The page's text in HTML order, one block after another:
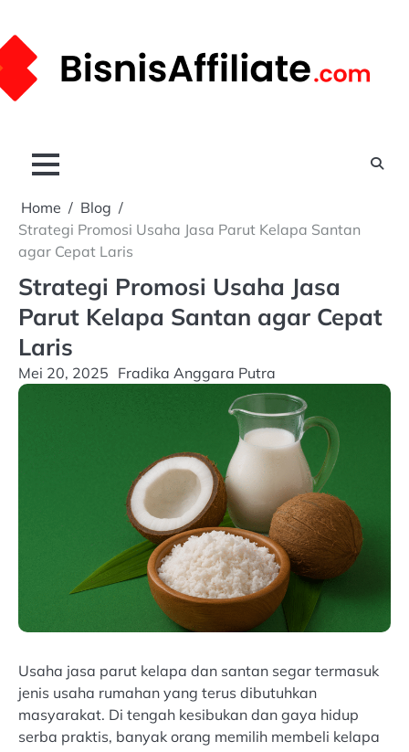
to
content
Home
Blog
Strategi Promosi Usaha Jasa Parut Kelapa Santan
agar Cepat Laris
Strategi Promosi Usaha Jasa
Parut Kelapa Santan agar Cepat
Laris
Mei 20, 2025 Fradika Anggara Putra
Usaha jasa parut kelapa dan santan segar termasuk
jenis usaha rumahan yang terus dibutuhkan
masyarakat. Di tengah kesibukan dan gaya hidup
serba praktis, banyak orang memilih membeli kelapa